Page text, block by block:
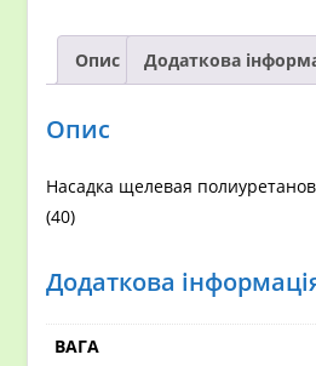
кількість
Опис Додаткова
Опис
Насадка щелевая
(40)
Додаткова
ВАГА